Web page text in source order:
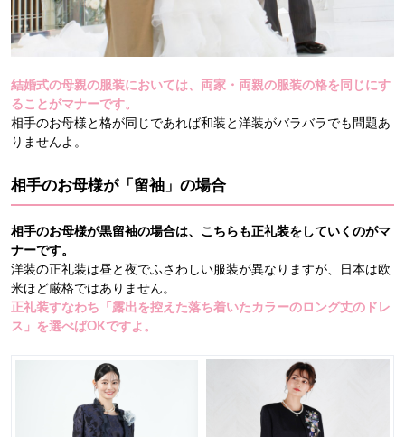
結婚式の母親の服装においては、両家・両親の服装の格を同じにす
ることがマナーです。
相手のお母様と格が同じであれば和装と洋装がバラバラでも問題あ
りませんよ。
相手のお母様が「留袖」の場合
相手のお母様が黒留袖の場合は、こちらも正礼装をしていくのがマ
ナーです。
洋装の正礼装は昼と夜でふさわしい服装が異なりますが、日本は欧
米ほど厳格ではありません。
正礼装すなわち「露出を控えた落ち着いたカラーのロング丈のドレ
ス」を選べばOKですよ。